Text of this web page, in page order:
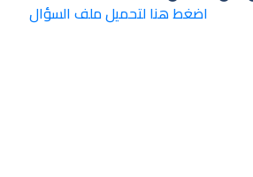
اضغط هنا لتحميل ملف السؤال